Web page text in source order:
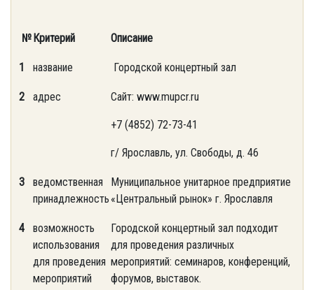
№ Критерий Описание
1 название Городской концертный зал
2 адрес Сайт: www.mupcr.ru
+7 (4852) 72-73-41
г/ Ярославль, ул. Свободы, д. 46
3
ведомственная
принадлежность
Муниципальное унитарное предприятие
«Центральный рынок» г. Ярославля
4
возможность
использования
для проведения
мероприятий
Городской концертный зал подходит
для проведения различных
мероприятий: семинаров, конференций,
форумов, выставок.